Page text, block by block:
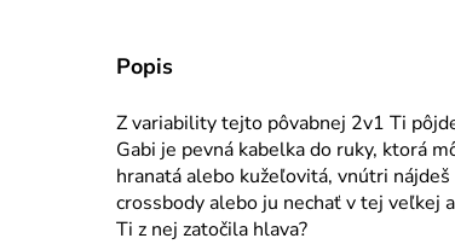
Popis
Z variability tejto pôvabnej 2v1 Ti
Gabi je pevná kabelka do ruky, ktorá
hranatá alebo kužeľovitá, vnútri
crossbody alebo ju nechať v tej veľkej
Ti z nej zatočila hlava?